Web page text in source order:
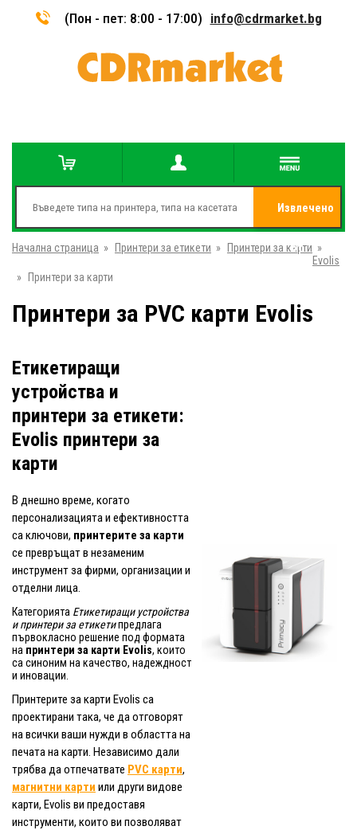
(Пон - пет: 8:00 - 17:00) info@cdrmarket.bg
Извлечено
от
Начална страница » Принтери за етикети » Принтери за карти »
Evolis
»
Принтери за карти
Принтери за PVC карти Evolis
Етикетиращи
устройства и
принтери за етикети:
Evolis принтери за
карти
В днешно време, когато
персонализацията и ефективността
са ключови, принтерите за карти
се превръщат в незаменим
инструмент за фирми, организации и
отделни лица.
Категорията Етикетиращи устройства
и принтери за етикетипредлага
първокласно решение под формата
на принтери за карти Evolis, които
са синоним на качество, надеждност
и иновации.
Принтерите за карти Evolis са
проектирани така, че да отговорят
на всички ваши нужди в областта на
печата на карти. Независимо дали
трябва да отпечатвате PVC карти,
магнитни карти или други видове
карти, Evolis ви предоставя
инструменти, които ви позволяват